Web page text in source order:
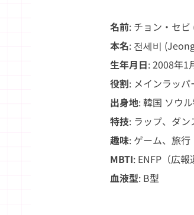
名前: チョン・セ
本名: 전세비
生年月日: 2008年1
役割: メインラッ
出身地: 韓国 ソウ
特技: ラップ、ダン
趣味: ゲーム、旅行
MBTI: ENFP（広報
血液型: B型